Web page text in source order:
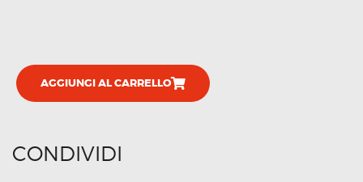
AGGIUNGI AL CARRELLO
CONDIVIDI